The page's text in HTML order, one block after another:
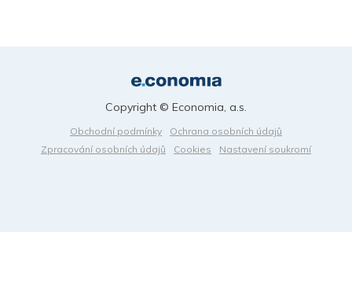
Obchodní podmínky
Ochrana osobních údajů
Zpracování osobních údajů
Cookies Nastavení soukromí
Copyright © Economia, a.s.